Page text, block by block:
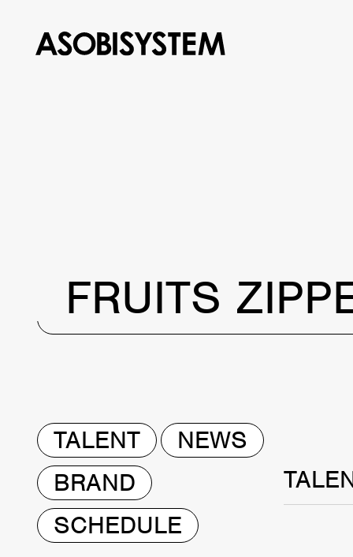
FRUITS
TALENT
NEWS
BRAND
SCHEDULE